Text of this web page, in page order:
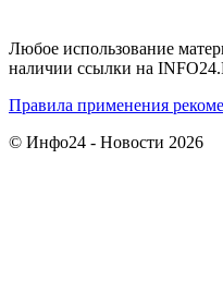
Любое использование
наличии ссылки на
Правила применения
© Инфо24 - Новости 2026